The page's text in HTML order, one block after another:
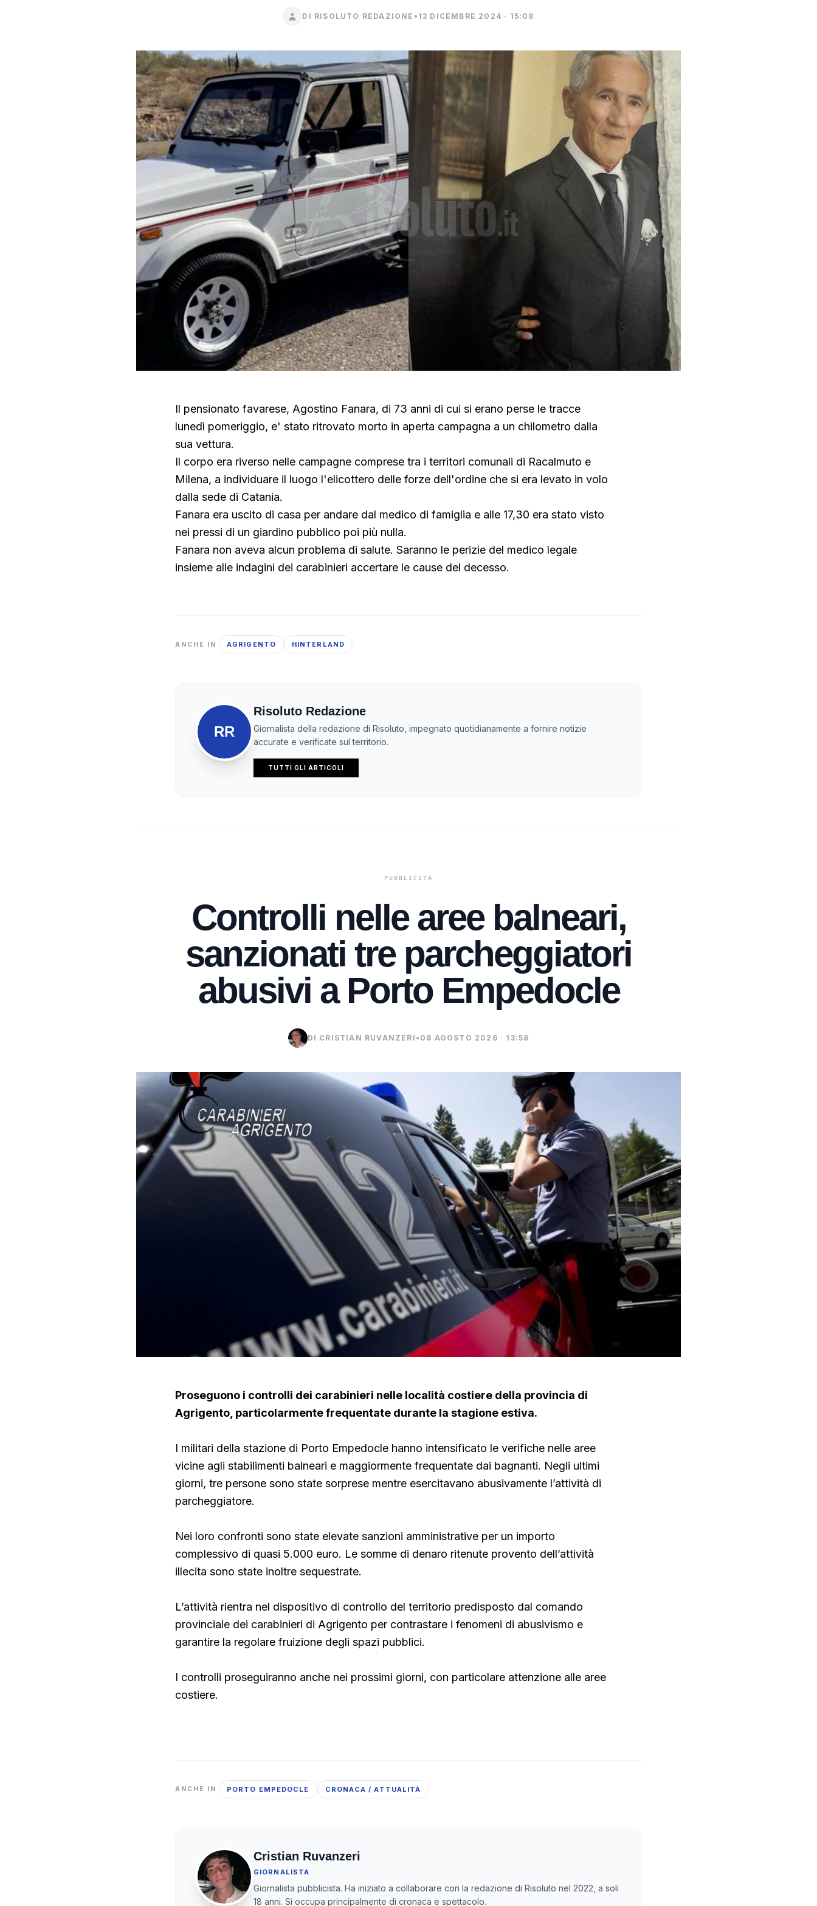
DI RISOLUTO REDAZIONE • 13 DICEMBRE 2024 · 15:08
Il pensionato favarese, Agostino Fanara, di 73 anni di cui si erano perse le tracce
lunedì pomeriggio, e' stato ritrovato morto in aperta campagna a un chilometro dalla
sua vettura.
Il corpo era riverso nelle campagne comprese tra i territori comunali di Racalmuto e
Milena, a individuare il luogo l'elicottero delle forze dell'ordine che si era levato in volo
dalla sede di Catania.
Fanara era uscito di casa per andare dal medico di famiglia e alle 17,30 era stato visto
nei pressi di un giardino pubblico poi più nulla.
Fanara non aveva alcun problema di salute. Saranno le perizie del medico legale
insieme alle indagini dei carabinieri accertare le cause del decesso.
ANCHE IN AGRIGENTO HINTERLAND
RR
Risoluto Redazione
Giornalista della redazione di Risoluto, impegnato quotidianamente a fornire notizie
accurate e verificate sul territorio.
TUTTI GLI ARTICOLI
Controlli nelle aree balneari,
sanzionati tre parcheggiatori
abusivi a Porto Empedocle
DI CRISTIAN RUVANZERI • 08 AGOSTO 2026 · 13:58
Proseguono i controlli dei carabinieri nelle località costiere della provincia di
Agrigento, particolarmente frequentate durante la stagione estiva.
I militari della stazione di Porto Empedocle hanno intensificato le verifiche nelle aree
vicine agli stabilimenti balneari e maggiormente frequentate dai bagnanti. Negli ultimi
giorni, tre persone sono state sorprese mentre esercitavano abusivamente l’attività di
parcheggiatore.
Nei loro confronti sono state elevate sanzioni amministrative per un importo
complessivo di quasi 5.000 euro. Le somme di denaro ritenute provento dell’attività
illecita sono state inoltre sequestrate.
L’attività rientra nel dispositivo di controllo del territorio predisposto dal comando
provinciale dei carabinieri di Agrigento per contrastare i fenomeni di abusivismo e
garantire la regolare fruizione degli spazi pubblici.
I controlli proseguiranno anche nei prossimi giorni, con particolare attenzione alle aree
costiere.
ANCHE IN PORTO EMPEDOCLE CRONACA / ATTUALITÀ
Cristian Ruvanzeri
GIORNALISTA
Giornalista pubblicista. Ha iniziato a collaborare con la redazione di Risoluto nel 2022, a soli
18 anni. Si occupa principalmente di cronaca e spettacolo.